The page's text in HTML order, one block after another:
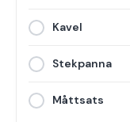
Kavel
Stekpanna
Måttsats